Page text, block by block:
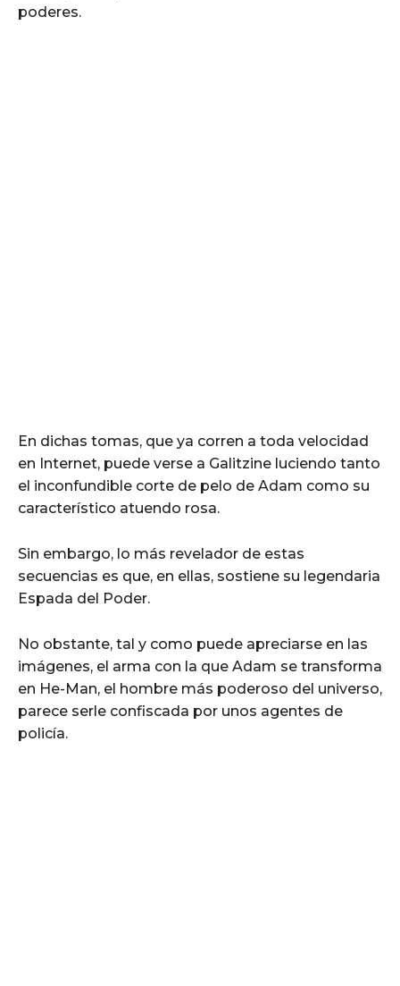
poderes.
En dichas tomas, que ya corren a toda velocidad
en Internet, puede verse a Galitzine luciendo tanto
el inconfundible corte de pelo de Adam como su
característico atuendo rosa.
Sin embargo, lo más revelador de estas
secuencias es que, en ellas, sostiene su legendaria
Espada del Poder.
No obstante, tal y como puede apreciarse en las
imágenes, el arma con la que Adam se transforma
en He-Man, el hombre más poderoso del universo,
parece serle confiscada por unos agentes de
policía.